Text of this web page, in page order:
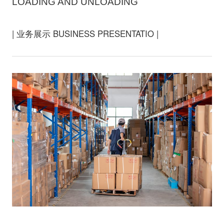
| 业务展示 BUSINESS PRESENTATIO |